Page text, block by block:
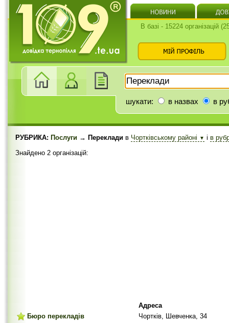
В базі - 15224 організацій
шукати: в назвах в
РУБРИКА: Послуги → Переклади в Чортківському районі ▼ і в
Знайдено 2 організацій:
Адреса
Бюро перекладів
Чортків, Шевченка, 34